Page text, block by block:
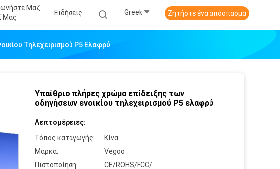
Μαζ
Ί Μας
Ειδήσεις Greek Ζητήστε ένα απόσπασμα
Τηλεχειρισμού P5 Ελαφρύ
Υπαίθριο πλήρες χρώμα επίδειξης των
οδηγήσεων ενοικίου τηλεχειρισμού P5 ελαφρύ
Λεπτομέρειες:
Τόπος καταγωγής:
Κίνα
Μάρκα:
Vegoo
Πιστοποίηση:
CE/ROHS/FCC/